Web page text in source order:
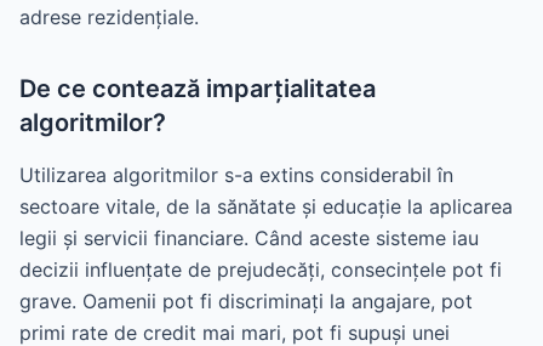
adrese rezidențiale.
De ce contează imparțialitatea
algoritmilor?
Utilizarea algoritmilor s-a extins considerabil în
sectoare vitale, de la sănătate și educație la aplicarea
legii și servicii financiare. Când aceste sisteme iau
decizii influențate de prejudecăți, consecințele pot fi
grave. Oamenii pot fi discriminați la angajare, pot
primi rate de credit mai mari, pot fi supuși unei